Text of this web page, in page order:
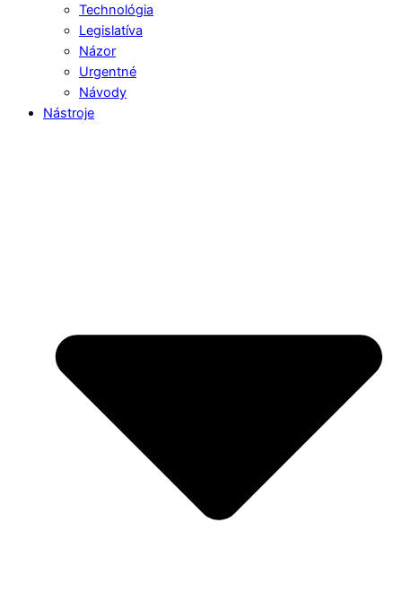
Technológia
Legislatíva
Názor
Urgentné
Návody
Nástroje